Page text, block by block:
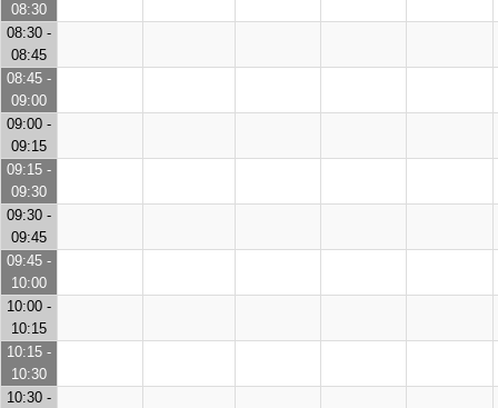
08:30
08:30 -
08:45
08:45 -
09:00
09:00 -
09:15
09:15 -
09:30
09:30 -
09:45
09:45 -
10:00
10:00 -
10:15
10:15 -
10:30
10:30 -